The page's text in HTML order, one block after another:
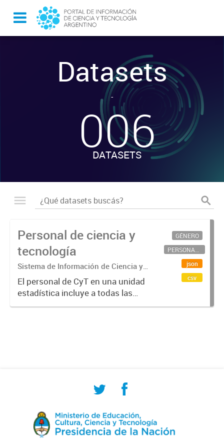
Datasets
-
006
DATASETS
Personal de ciencia y
tecnología
Sistema de Información de Ciencia y
Tecnología Argentino (SICYTAR)
El personal de CyT en una unidad
estadística incluye a todas las
personas involucradas
GÉNERO
PERSONAL CIENTÍFICO-TECNOLÓGICO
json
csv